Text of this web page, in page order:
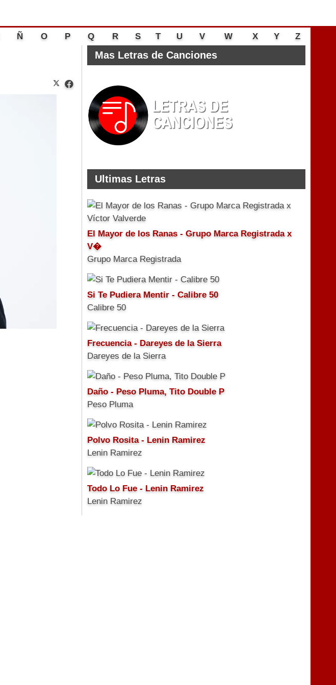
Ñ O P Q R S T U V W X Y
Z
Mas Letras de Canciones
Ultimas Letras
El Mayor de los Ranas - Grupo Marca Registrada x
V�
Grupo Marca Registrada
Si Te Pudiera Mentir - Calibre 50
Calibre 50
Frecuencia - Dareyes de la Sierra
Dareyes de la Sierra
Daño - Peso Pluma, Tito Double P
Peso Pluma
Polvo Rosita - Lenin Ramirez
Lenin Ramirez
Todo Lo Fue - Lenin Ramirez
Lenin Ramirez